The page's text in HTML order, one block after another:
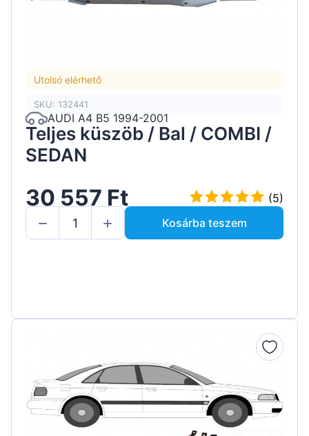
Utolsó elérhető
SKU: 132441
AUDI A4 B5 1994-2001
Teljes küszöb / Bal / COMBI /
SEDAN
30 557 Ft
(5)
Kosárba teszem